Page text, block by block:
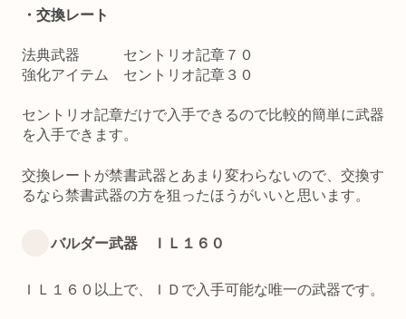
・交換レート
法典武器 セントリオ記章７０
強化アイテム セントリオ記章３０
セントリオ記章だけで入手できるので比較的簡単に武器
を入手できます。
交換レートが禁書武器とあまり変わらないので、交換す
るなら禁書武器の方を狙ったほうがいいと思います。
バルダー武器 ＩＬ１６０
ＩＬ１６０以上で、ＩＤで入手可能な唯一の武器です。